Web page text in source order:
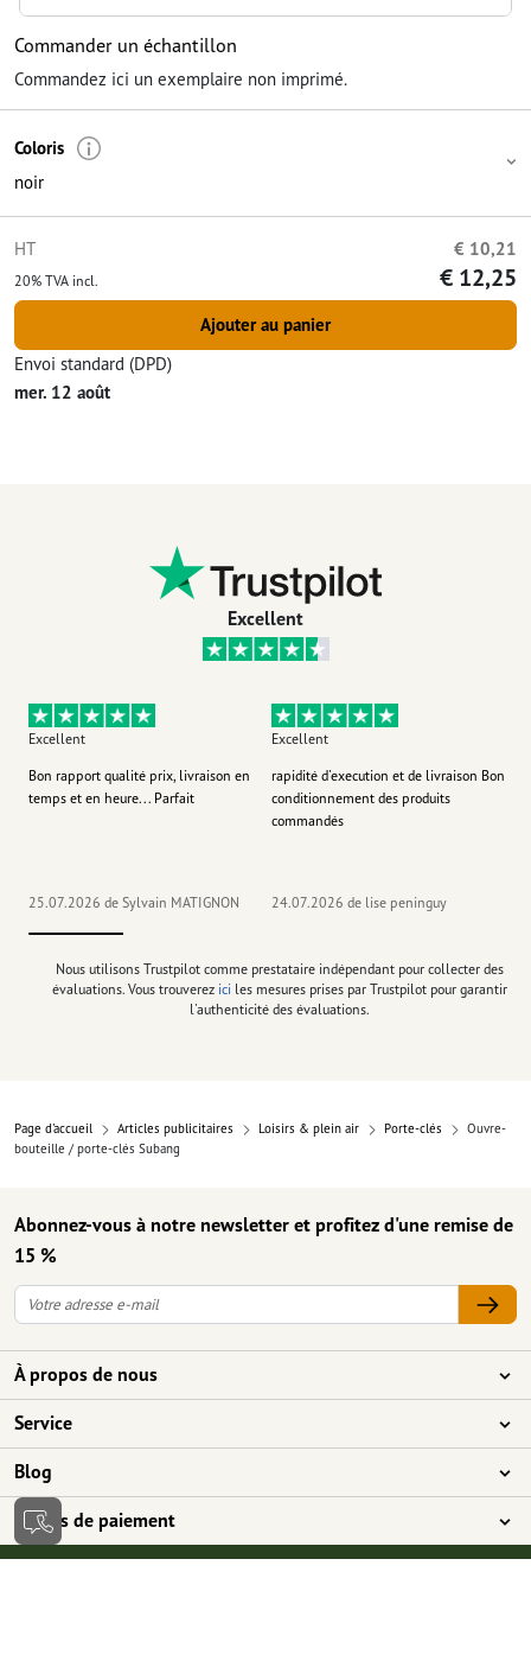
Commander un échantillon
Commandez ici un exemplaire non imprimé.
Coloris
noir
HT € 10,21
20% TVA incl. € 12,25
Ajouter au panier
Envoi standard (DPD)
mer. 12 août
Excellent
Excellent
Bon rapport qualité prix, livraison en
temps et en heure... Parfait
25.07.2026 de Sylvain MATIGNON
Excellent
rapidité d'execution et de livraison Bon
conditionnement des produits
commandés
24.07.2026 de lise peninguy
Nous utilisons Trustpilot comme prestataire indépendant pour collecter des
évaluations. Vous trouverez iciles mesures prises par Trustpilot pour garantir
l'authenticité des évaluations.
Page d'accueil Articles publicitaires Loisirs & plein air Porte-clés
Ouvre-
bouteille / porte-clés Subang
À propos de nous
L'entreprise
Emplois & carrière
Protection de l'environnement
Service
Modes de paiement
Expédition
Réclamation
Blog
Tutoriels Photoshop
Tutoriels InDesign
Modes de paiement
Abonnez-vous à notre newsletter et profitez d'une remise de
15 %